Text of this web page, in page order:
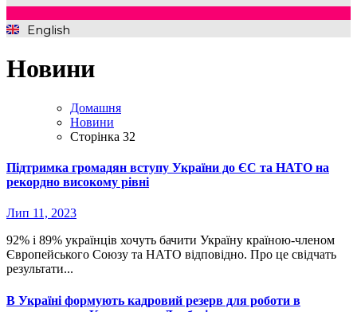
English
Новини
Домашня
Новини
Сторінка 32
Підтримка громадян вступу України до ЄС та НАТО на
рекордно високому рівні
Лип 11, 2023
92% і 89% українців хочуть бачити Україну країною-членом
Європейського Союзу та НАТО відповідно. Про це свідчать
результати...
В Україні формують кадровий резерв для роботи в